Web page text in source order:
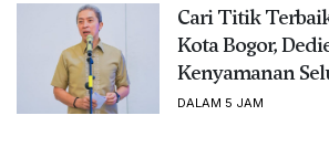
Cari Titik
Kota Bogor,
Kenyamanan
DALAM 5 JAM